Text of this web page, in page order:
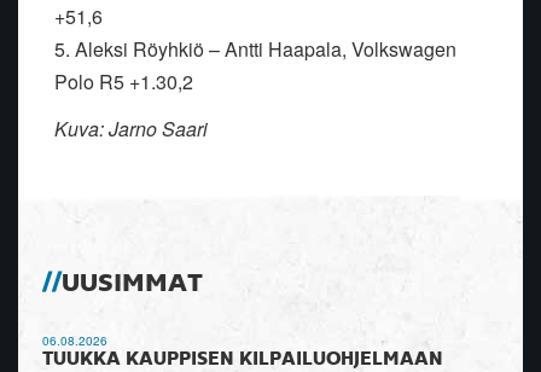
+51,6
5. Aleksi Röyhkiö – Antti Haapala, Volkswagen
Polo R5 +1.30,2
Kuva: Jarno Saari
UUSIMMAT
06.08.2026
TUUKKA KAUPPISEN KILPAILUOHJELMAAN